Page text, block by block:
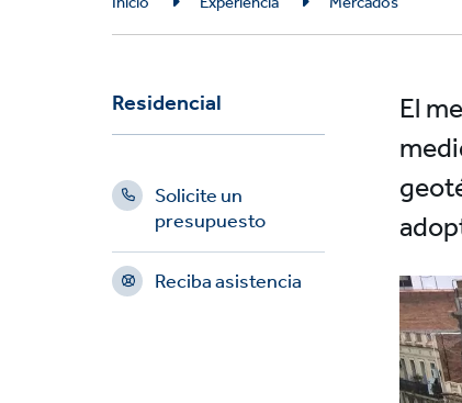
Residencial
Solicite un
presupuesto
Reciba asistencia
El